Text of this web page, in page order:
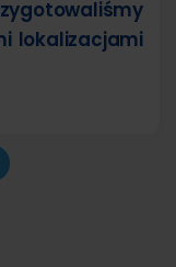
lokalizacjami